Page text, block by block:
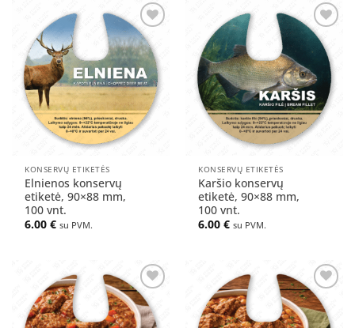
Pridėti
į norų
sąrašą
KONSERVŲ ETIKETĖS
Elnienos konservų
etiketė, 90×88 mm,
100 vnt.
6.00€ su PVM.
Pridėti
į norų
sąrašą
KONSERVŲ ETIKETĖS
Karšio konservų
etiketė, 90×88 mm,
100 vnt.
6.00€ su PVM.
Pridėti
į norų
sąrašą
Pridėti
į norų
sąrašą